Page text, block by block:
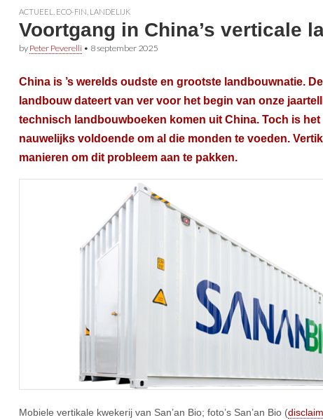
ACTUEEL ECO-FIN LANDELIJK
Voortgang in China’s verticale
by Peter Peverelli • 8 september 2025
China is ’s werelds oudste en grootste landbouwnatie.
landbouw dateert van ver voor het begin van onze
technisch landbouwboeken komen uit China. Toch is het
nauwelijks voldoende om al die monden te voeden.
manieren om dit probleem aan te pakken.
Mobiele vertikale kwekerij van San’an Bio; foto’s San’an Bio (